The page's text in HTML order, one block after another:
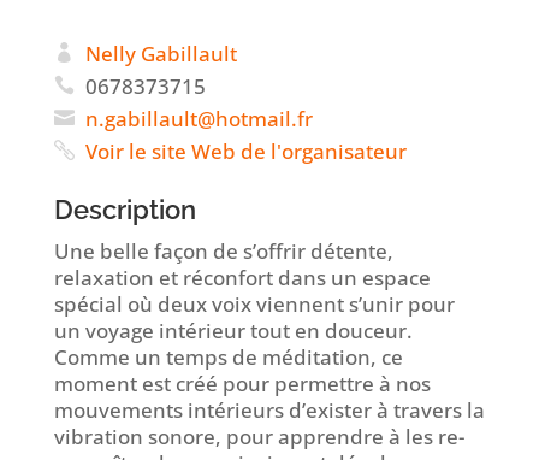
Nelly Gabillault
0678373715
rf.li
amtoh
@tlua
lliba
g.n
Voir le site Web de l'organisateur
Description
Une belle façon de s’offrir détente,
relaxation et réconfort dans un espace
spécial où deux voix viennent s’unir pour
un voyage intérieur tout en douceur.
Comme un temps de méditation, ce
moment est créé pour permettre à nos
mouvements intérieurs d’exister à travers la
vibration sonore, pour apprendre à les re-